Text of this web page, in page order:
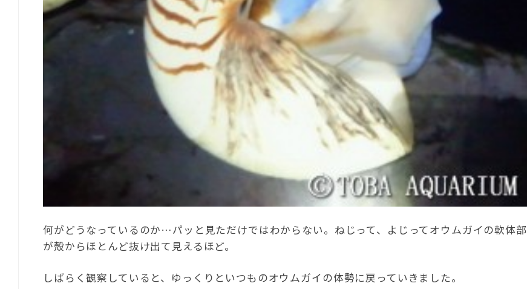
何がどうなっているのか…パッと見ただけではわからない。ねじって、よじってオウムガイの軟体部
が殻からほとんど抜け出て見えるほど。
しばらく観察していると、ゆっくりといつものオウムガイの体勢に戻っていきました。